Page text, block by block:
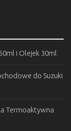
i Olejek 30ml
do Suzuki
Termoaktywna